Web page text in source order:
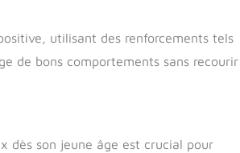
utilisant des renforcements tels
de bons comportements sans recourir
dès son jeune âge est crucial pour